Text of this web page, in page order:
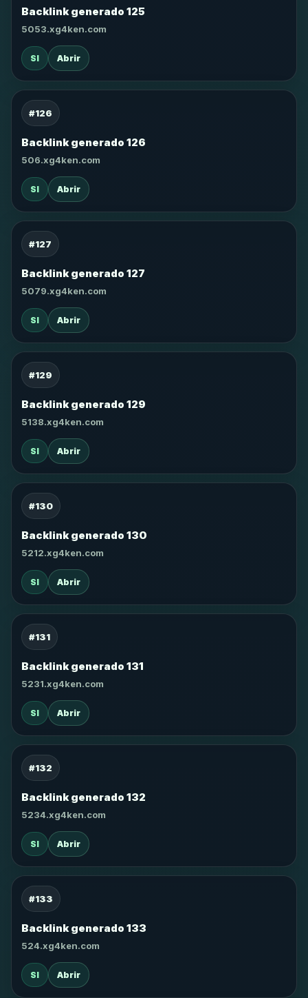
Backlink generado 125
5053.xg4ken.com
SI Abrir
#126
Backlink generado 126
506.xg4ken.com
SI Abrir
#127
Backlink generado 127
5079.xg4ken.com
SI Abrir
#129
Backlink generado 129
5138.xg4ken.com
SI Abrir
#130
Backlink generado 130
5212.xg4ken.com
SI Abrir
#131
Backlink generado 131
5231.xg4ken.com
SI Abrir
#132
Backlink generado 132
5234.xg4ken.com
SI Abrir
#133
Backlink generado 133
524.xg4ken.com
SI Abrir